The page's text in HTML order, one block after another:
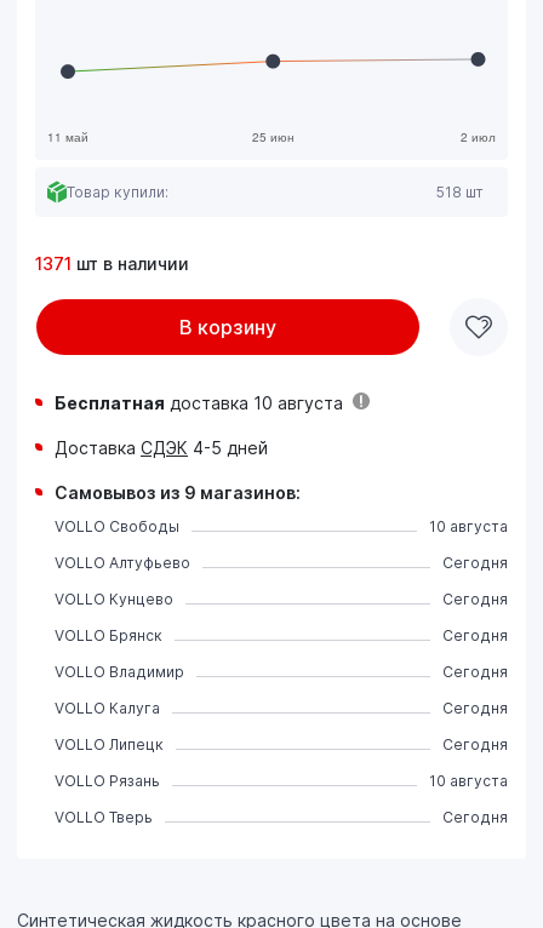
Синтетическая жидкость красного цвета на основе
Товар купили: 518 шт
1371 шт в наличии
В корзину
Бесплатная доставка 10 августа
Доставка СДЭК 4-5 дней
Самовывоз из 9 магазинов:
VOLLO Свободы
10 августа
VOLLO Алтуфьево
Сегодня
VOLLO Кунцево
Сегодня
VOLLO Брянск
Сегодня
VOLLO Владимир
Сегодня
VOLLO Калуга
Сегодня
VOLLO Липецк
Сегодня
VOLLO Рязань
10 августа
VOLLO Тверь
Сегодня